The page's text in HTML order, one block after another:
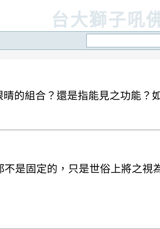
台大獅子吼
的組合？還是指能見之功能？
是固定的，只是世俗上將之視